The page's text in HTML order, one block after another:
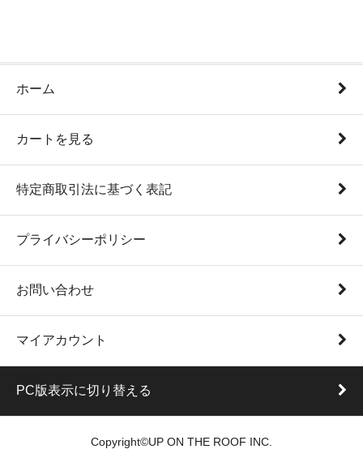
ホーム
カートを見る
特定商取引法に基づく表記
プライバシーポリシー
お問い合わせ
マイアカウント
PC版表示に切り替える
Copyright©UP ON THE ROOF INC.